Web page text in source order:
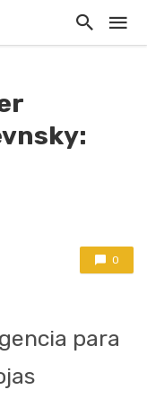
0
para